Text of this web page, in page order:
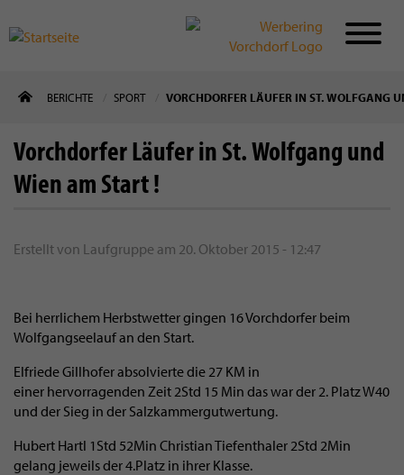
zum
BERICHTE SPORT VORCHDORFER LÄUFER IN ST. WOLFGANG
Vorchdorfer Läufer in St. Wolfgang und
Wien am Start !
Erstellt von Laufgruppe am 20. Oktober 2015 - 12:47
Bei herrlichem Herbstwetter gingen 16 Vorchdorfer beim
Wolfgangseelauf an den Start.
Elfriede Gillhofer absolvierte die 27 KM in
einer hervorragenden Zeit 2Std 15 Min das war der 2. Platz W40
und der Sieg in der Salzkammergutwertung.
Hubert Hartl 1Std 52Min Christian Tiefenthaler 2Std 2Min
gelang jeweils der 4.Platz in ihrer Klasse.